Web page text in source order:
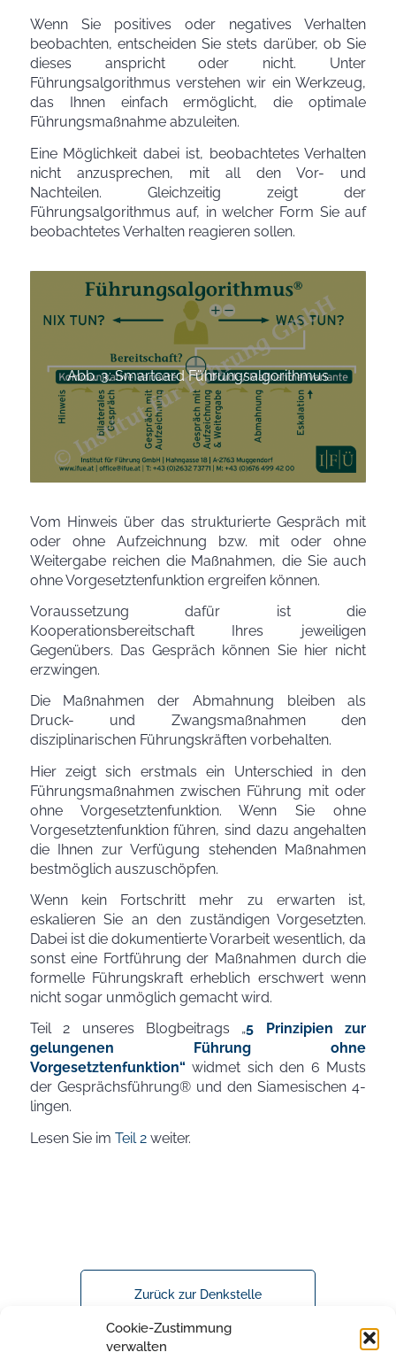
Cookie-Zustimmung
verwalten
Wenn Sie positives oder negatives Verhalten
beobachten, entscheiden Sie stets darüber, ob Sie
dieses anspricht oder nicht. Unter
Führungsalgorithmus verstehen wir ein Werkzeug,
das Ihnen einfach ermöglicht, die optimale
Führungsmaßnahme abzuleiten.
Eine Möglichkeit dabei ist, beobachtetes Verhalten
nicht anzusprechen, mit all den Vor- und
Nachteilen. Gleichzeitig zeigt der
Führungsalgorithmus auf, in welcher Form Sie auf
beobachtetes Verhalten reagieren sollen.
Abb. 3: Smartcard Führungsalgorithmus
Vom Hinweis über das strukturierte Gespräch mit
oder ohne Aufzeichnung bzw. mit oder ohne
Weitergabe reichen die Maßnahmen, die Sie auch
ohne Vorgesetztenfunktion ergreifen können.
Voraussetzung dafür ist die
Kooperationsbereitschaft Ihres jeweiligen
Gegenübers. Das Gespräch können Sie hier nicht
erzwingen.
Die Maßnahmen der Abmahnung bleiben als
Druck- und Zwangsmaßnahmen den
disziplinarischen Führungskräften vorbehalten.
Hier zeigt sich erstmals ein Unterschied in den
Führungsmaßnahmen zwischen Führung mit oder
ohne Vorgesetztenfunktion. Wenn Sie ohne
Vorgesetztenfunktion führen, sind dazu angehalten
die Ihnen zur Verfügung stehenden Maßnahmen
bestmöglich auszuschöpfen.
Wenn kein Fortschritt mehr zu erwarten ist,
eskalieren Sie an den zuständigen Vorgesetzten.
Dabei ist die dokumentierte Vorarbeit wesentlich, da
sonst eine Fortführung der Maßnahmen durch die
formelle Führungskraft erheblich erschwert wenn
nicht sogar unmöglich gemacht wird.
Teil 2 unseres Blogbeitrags „5 Prinzipien zur
gelungenen Führung ohne
Vorgesetztenfunktion“widmet sich den 6 Musts
der Gesprächsführung® und den Siamesischen 4-
lingen.
Lesen Sie im Teil 2weiter.
Zurück zur Denkstelle